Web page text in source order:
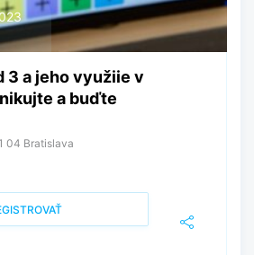
3 a jeho využiie v
a buďte
04 Bratislava